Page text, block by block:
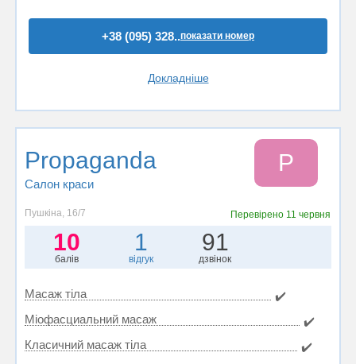
+38 (095) 328..показати номер
Докладніше
Propaganda
Салон краси
P
Пушкіна, 16/7 Перевірено 11 червня
10
балів
1
відгук
91
дзвінок
Масаж тіла
✔️
Міофасциальний масаж
✔️
Класичний масаж тіла
✔️